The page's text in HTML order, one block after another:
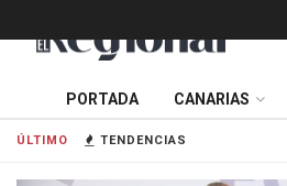
ÚLTIMO TENDENCIAS
PORTADA CANARIAS